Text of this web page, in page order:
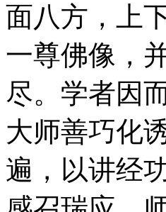
面八方，上
一尊佛像，
尽。学者因
大师善巧化
遍，以讲经